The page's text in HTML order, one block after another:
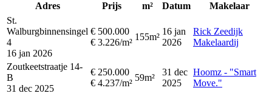
Adres Prijs m² Datum
Makelaar
St.
Walburgbinnensingel
4
16 jan 2026
€ 500.000
€ 3.226/m²
155m²
16 jan
2026
Rick Zeedijk
Makelaardij
Zoutkeetstraatje 14-
B
31 dec 2025
€ 250.000
€ 4.237/m²
59m²
31 dec
2025
Hoomz - "Smart
Move."